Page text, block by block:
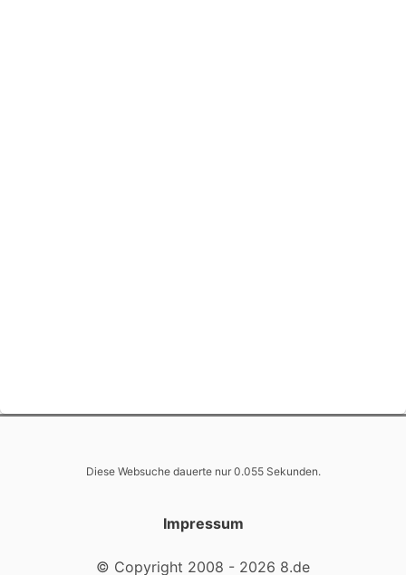
Diese Websuche dauerte nur 0.055 Sekunden.
Impressum
© Copyright 2008 - 2026 8.de